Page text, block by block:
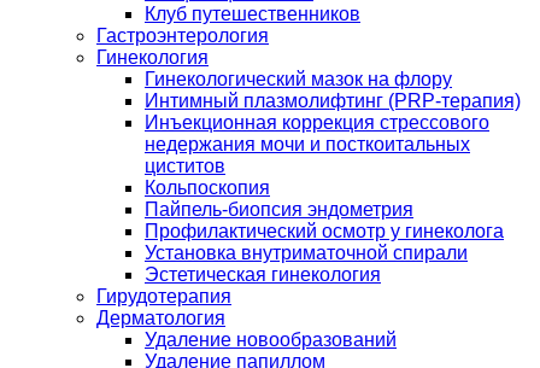
Клуб путешественников
Гастроэнтерология
Гинекология
Гинекологический мазок на флору
Интимный плазмолифтинг (PRP-терапия)
Инъекционная коррекция стрессового
недержания мочи и посткоитальных
циститов
Кольпоскопия
Пайпель-биопсия эндометрия
Профилактический осмотр у гинеколога
Установка внутриматочной спирали
Эстетическая гинекология
Гирудотерапия
Дерматология
Удаление новообразований
Удаление папиллом